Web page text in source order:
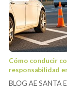
Cómo conducir
responsabilidad
consejos y
evitar riesgos
BLOG AE SANTA